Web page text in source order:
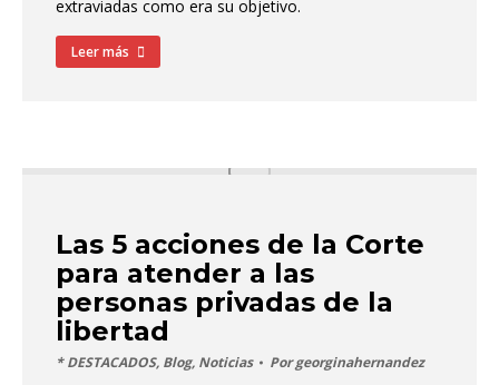
extraviadas como era su objetivo.
Leer más
Las 5 acciones de la Corte
para atender a las
personas privadas de la
libertad
* DESTACADOS, Blog, Noticias Porgeorginahernandez